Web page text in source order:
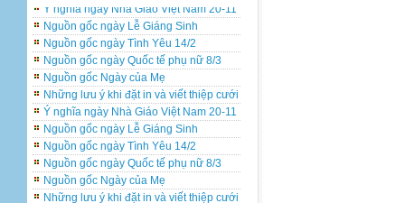
Nguồn gốc ngày Lễ Giáng Sinh
Nguồn gốc ngày Tình Yêu 14/2
Nguồn gốc ngày Quốc tế phụ nữ 8/3
Nguồn gốc Ngày của Mẹ
Những lưu ý khi đặt in và viết thiệp cưới
Ý nghĩa ngày Nhà Giáo Việt Nam 20-11
Nguồn gốc ngày Lễ Giáng Sinh
Nguồn gốc ngày Tình Yêu 14/2
Nguồn gốc ngày Quốc tế phụ nữ 8/3
Nguồn gốc Ngày của Mẹ
Những lưu ý khi đặt in và viết thiệp cưới